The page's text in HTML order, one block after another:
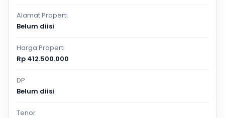
Alamat Properti
Belum diisi
Harga Properti
Rp 412.500.000
DP
Belum diisi
Tenor